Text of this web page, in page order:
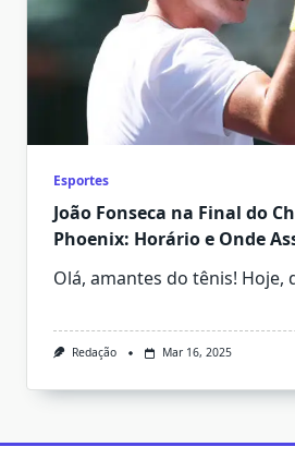
Esportes
João Fonseca na Final do
Phoenix: Horário e Onde
Olá, amantes do tênis! Hoje,
Redação Mar 16, 2025